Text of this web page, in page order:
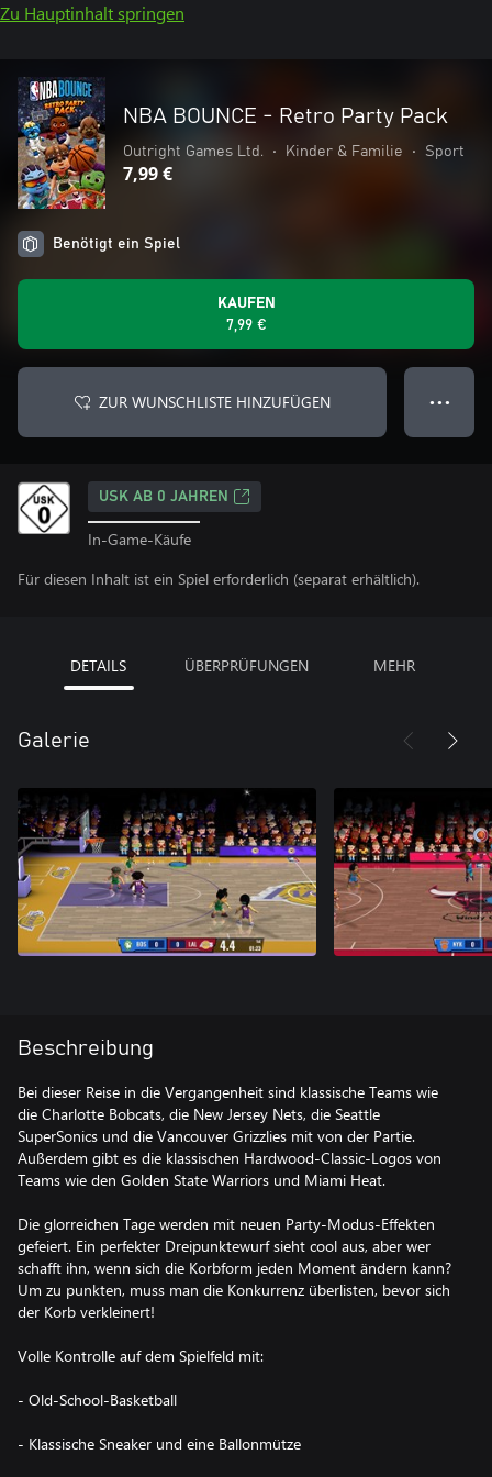
Zu Hauptinhalt springen
NBA BOUNCE - Retro Party Pack
Outright Games Ltd. • Kinder & Familie • Sport
7,99 €
Benötigt ein Spiel
KAUFEN
7,99 €
ZUR WUNSCHLISTE HINZUFÜGEN ● ● ●
USK AB 0 JAHREN
In-Game-Käufe
Für diesen Inhalt ist ein Spiel erforderlich (separat erhältlich).
DETAILS ÜBERPRÜFUNGEN MEHR
Galerie
Beschreibung
Bei dieser Reise in die Vergangenheit sind klassische Teams wie
die Charlotte Bobcats, die New Jersey Nets, die Seattle
SuperSonics und die Vancouver Grizzlies mit von der Partie.
Außerdem gibt es die klassischen Hardwood-Classic-Logos von
Teams wie den Golden State Warriors und Miami Heat.
Die glorreichen Tage werden mit neuen Party-Modus-Effekten
gefeiert. Ein perfekter Dreipunktewurf sieht cool aus, aber wer
schafft ihn, wenn sich die Korbform jeden Moment ändern kann?
Um zu punkten, muss man die Konkurrenz überlisten, bevor sich
der Korb verkleinert!
Volle Kontrolle auf dem Spielfeld mit:
- Old-School-Basketball
- Klassische Sneaker und eine Ballonmütze